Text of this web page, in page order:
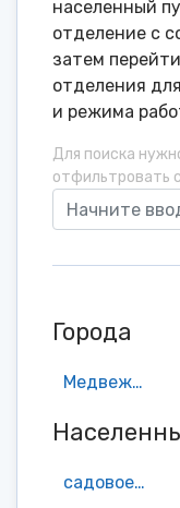
населенный
отделение с
затем
отделения
и режима
Для поиска
отфильтровать
Города
Медвежьегорск
садовое неком-е товарищество Автомобилист СОТ (Чебино)